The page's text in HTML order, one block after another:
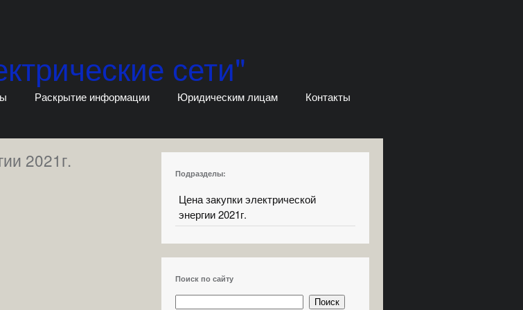
сети"
Раскрытие информации Юридическим лицам
Контакты
2021г.
Подразделы:
Цена закупки электрической
энергии 2021г.
Поиск по сайту